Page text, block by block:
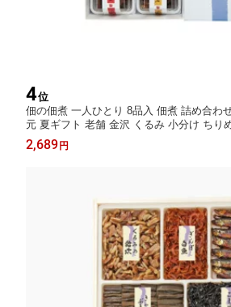
4位
佃の佃煮 一人ひとり 8品入 佃煮 詰め合わ
元 夏ギフト 老舗 金沢 くるみ 小分け ちり
り寄せ グルメ 惣菜セット ご飯のお供 人気
プレゼント 佃煮セット 金沢名物 内祝い 誕
2,689 円